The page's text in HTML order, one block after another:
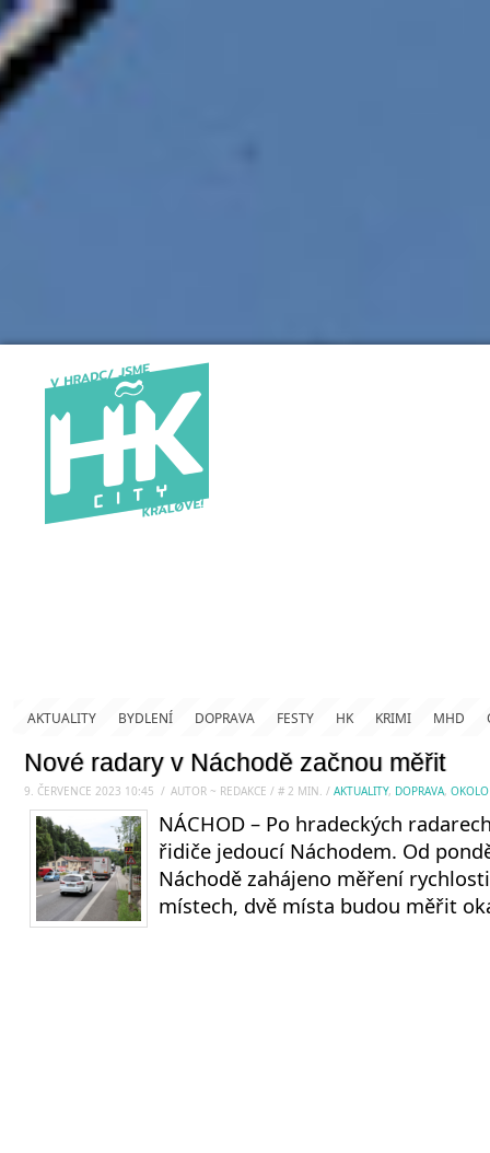
AKTUALITY BYDLENÍ DOPRAVA FESTY HK KRIMI MHD
Nové radary v Náchodě začnou měřit
9. ČERVENCE 2023 10:45 / AUTOR ~ REDAKCE / # 2 MIN. / AKTUALITY, DOPRAVA,
NÁCHOD – Po hradeckých
řidiče jedoucí Náchodem. Od
Náchodě zahájeno měření
místech, dvě místa budou měřit